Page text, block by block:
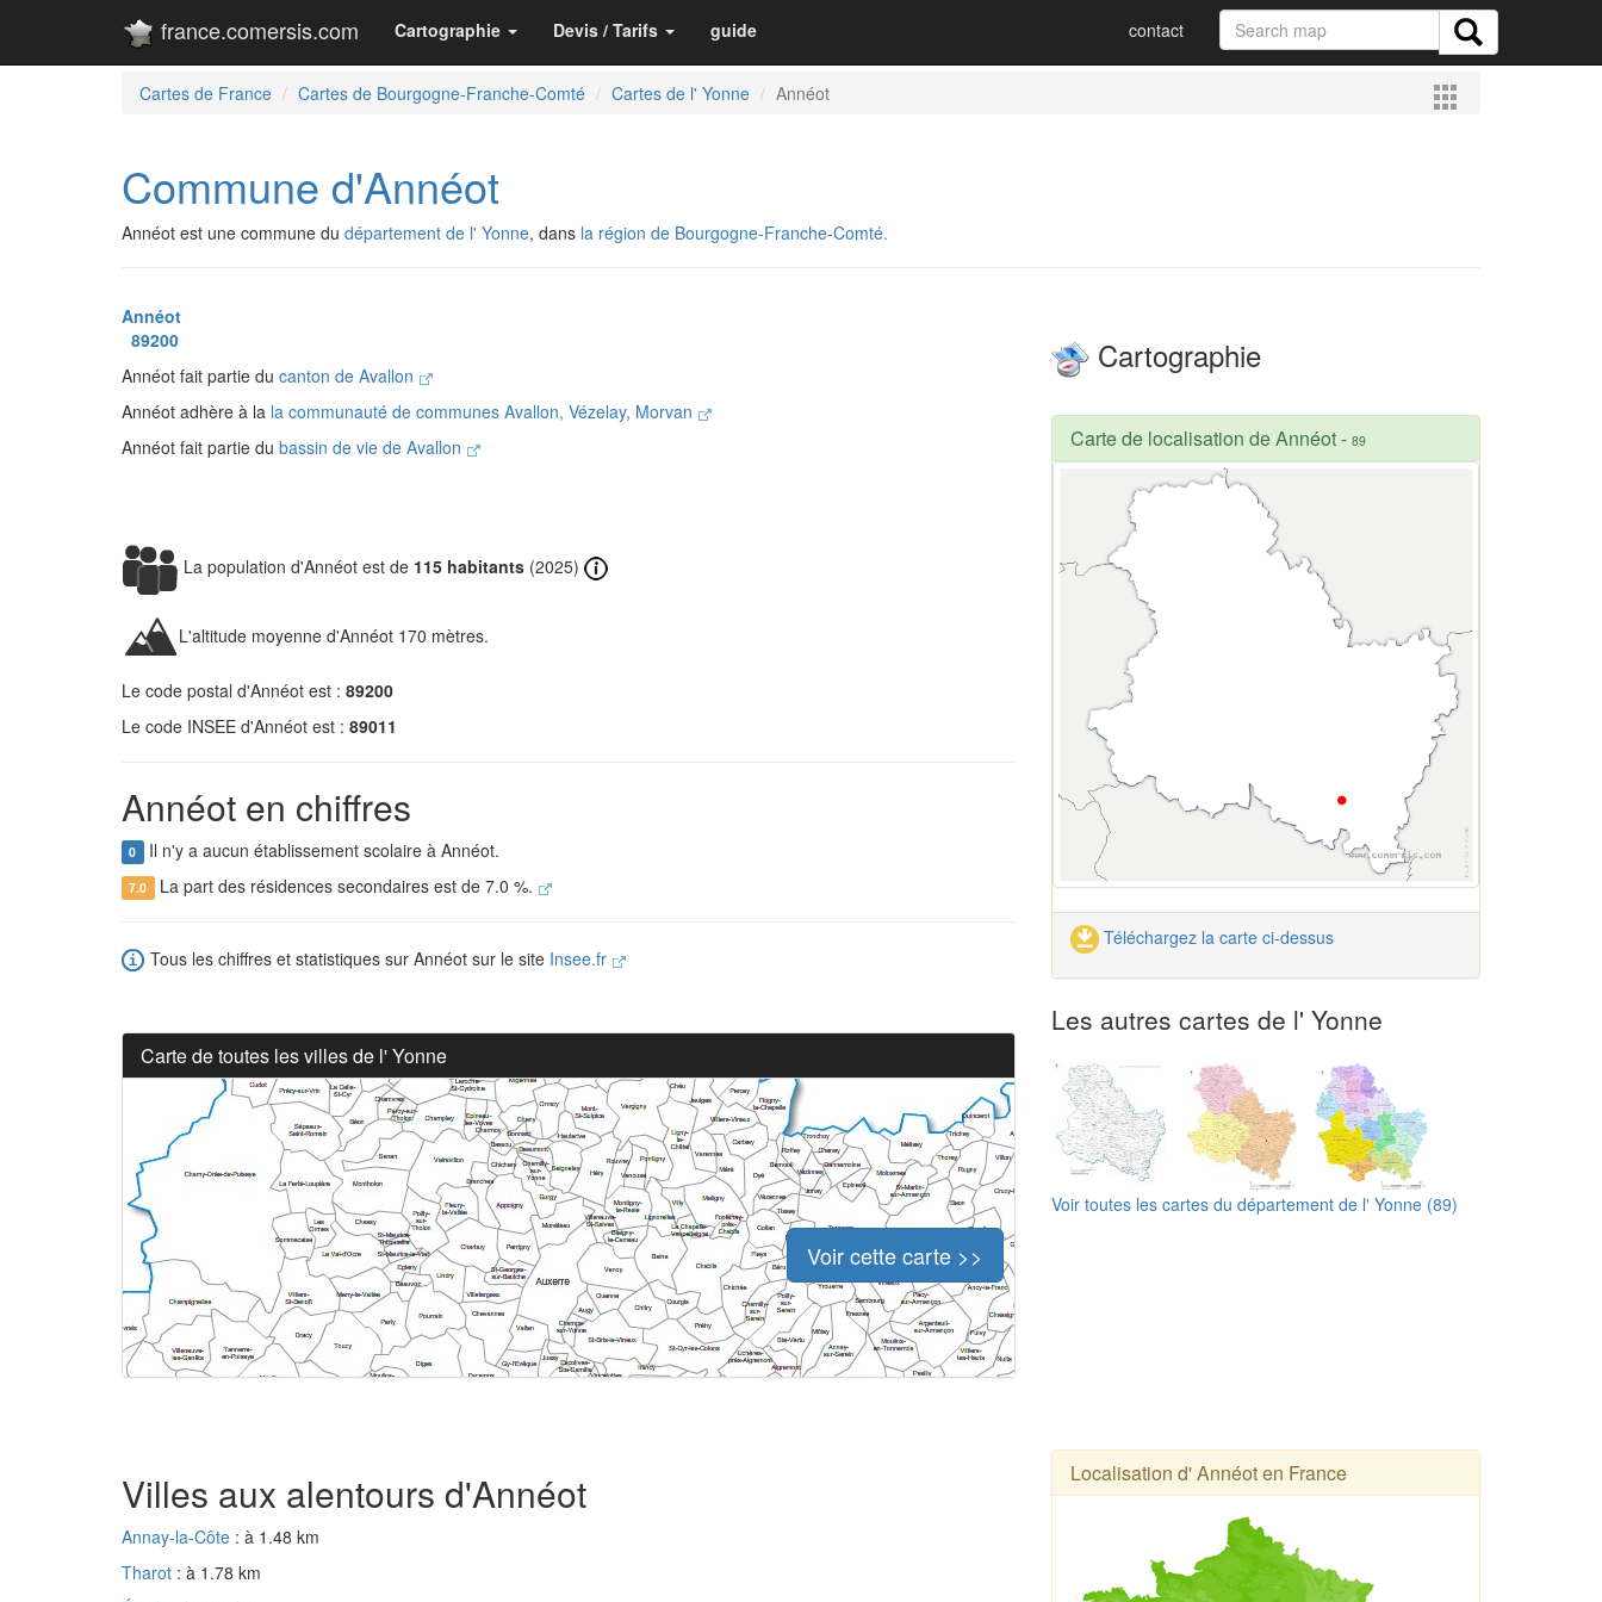
france.comersis.com Cartographie Devis / Tarifs guide contact
Cartes de France Cartes de Bourgogne-Franche-Comté Cartes de l' Yonne Annéot
Commune d'Annéot
Annéot est une commune du département de l' Yonne, dans la région de Bourgogne-Franche-Comté.
Annéot
89200
Annéot fait partie du canton de Avallon
Annéot adhère à la la communauté de communes Avallon, Vézelay, Morvan
Annéot fait partie du bassin de vie de Avallon
La population d'Annéot est de 115 habitants (2025)
L'altitude moyenne d'Annéot 170 mètres.
Le code postal d'Annéot est : 89200
Le code INSEE d'Annéot est : 89011
Annéot en chiffres
0 Il n'y a aucun établissement scolaire à Annéot.
7.0 La part des résidences secondaires est de 7.0 %.
Tous les chiffres et statistiques sur Annéot sur le site Insee.fr
Carte de toutes les villes de l' Yonne
Voir cette carte >>
Cartographie
Carte de localisation de Annéot- 89
Téléchargez la carte ci-dessus
Les autres cartes de l' Yonne
Voir toutes les cartes du département de l' Yonne (89)
Villes aux alentours d'Annéot
Annay-la-Côte : à 1.48 km
Tharot : à 1.78 km
Localisation d' Annéot en France